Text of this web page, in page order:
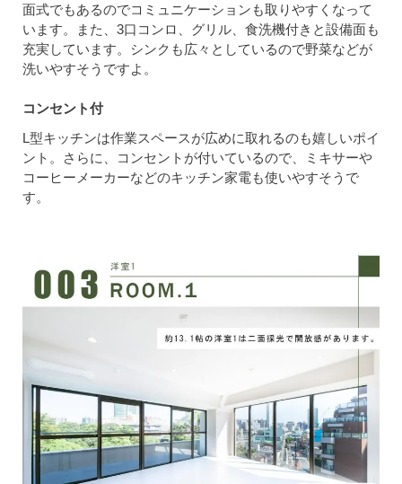
面式でもあるのでコミュニケーションも取りやすくなって
います。また、3口コンロ、グリル、食洗機付きと設備面も
充実しています。シンクも広々としているので野菜などが
洗いやすそうですよ。
コンセント付
L型キッチンは作業スペースが広めに取れるのも嬉しいポイ
ント。さらに、コンセントが付いているので、ミキサーや
コーヒーメーカーなどのキッチン家電も使いやすそうで
す。